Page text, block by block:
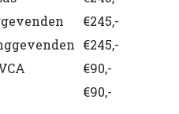
€245,-
€245,-
€90,-
€90,-